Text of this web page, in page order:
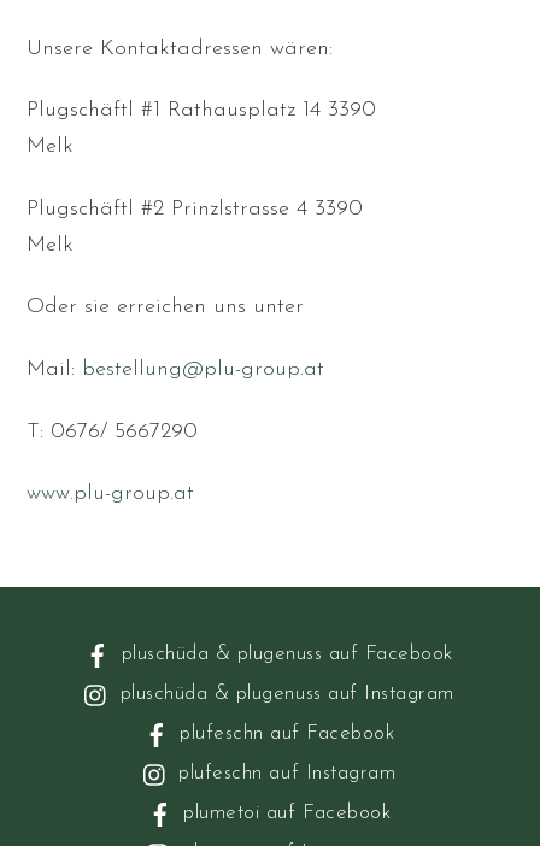
Unsere Kontaktadressen wären:
Plugschäftl #1 Rathausplatz 14 3390
Melk
Plugschäftl #2 Prinzlstrasse 4 3390
Melk
Oder sie erreichen uns unter
Mail: bestellung@plu-group.at
T: 0676/ 5667290
www.plu-group.at
pluschüda & plugenuss auf Facebook
pluschüda & plugenuss auf Instagram
plufeschn auf Facebook
plufeschn auf Instagram
plumetoi auf Facebook